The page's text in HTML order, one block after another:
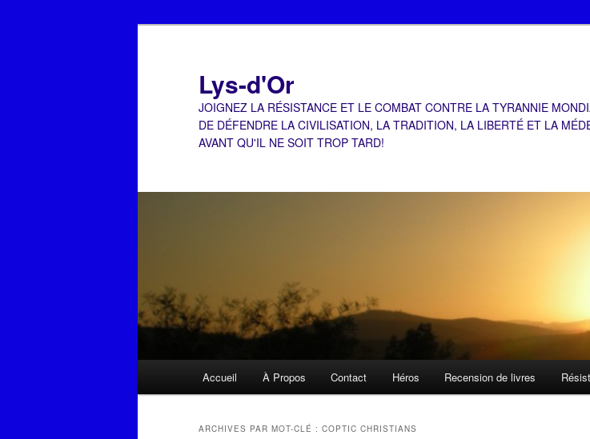
Lys-d'Or
JOIGNEZ LA RÉSISTANCE ET LE COMBAT CONTRE LA TYRANNIE
DE DÉFENDRE LA CIVILISATION, LA TRADITION, LA LIBERTÉ ET LA
AVANT QU'IL NE SOIT TROP TARD!
Accueil À Propos Contact Héros Recension de livres
ARCHIVES PAR MOT-CLÉ : COPTIC CHRISTIANS